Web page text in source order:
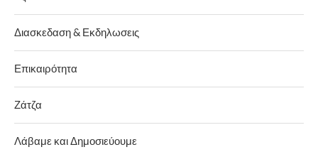
Διασκεδαση & Εκδηλωσεις
Επικαιρότητα
Ζάτζα
Λάβαμε και Δημοσιεύουμε